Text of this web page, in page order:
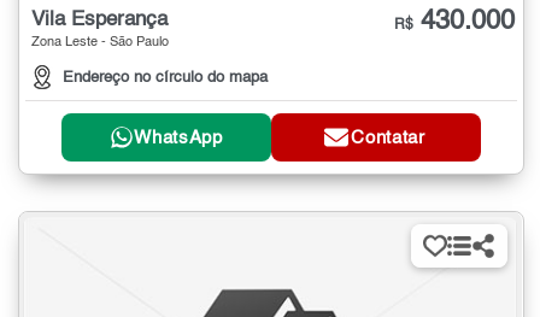
Vila Esperança
Zona Leste - São Paulo
Endereço no círculo do mapa
R$ 430.000
WhatsApp Contatar